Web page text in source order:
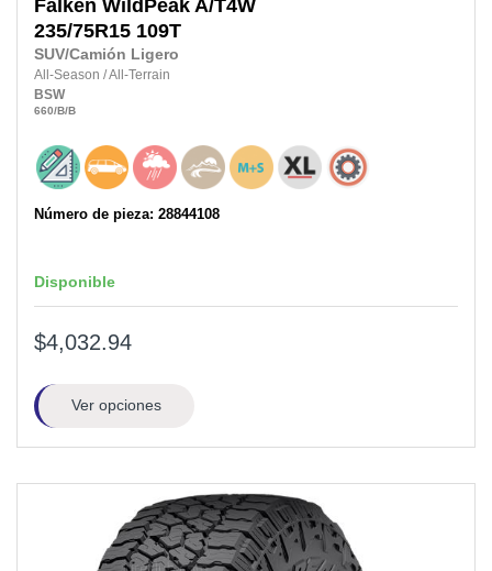
Falken WildPeak A/T4W
235/75R15 109T
SUV/Camión Ligero
All-Season /All-Terrain
BSW
660/B/B
Número de pieza: 28844108
Disponible
$4,032.94
Ver opciones